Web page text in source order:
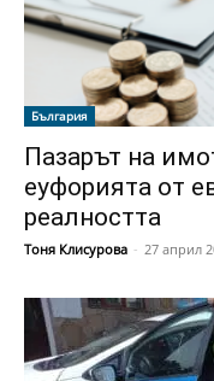
България
Пазарът на
еуфорията от
реалността
Тоня Клисурова - 27 април